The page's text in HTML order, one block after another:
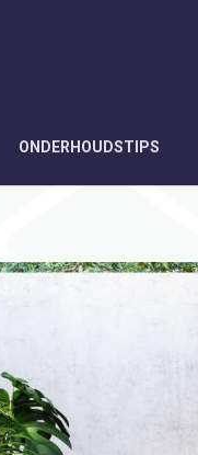
ONDERHOUDSTIPS